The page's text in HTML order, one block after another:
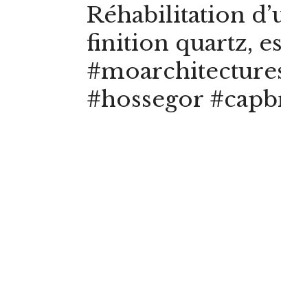
Réhabilitation
finition quartz,
#hossegor